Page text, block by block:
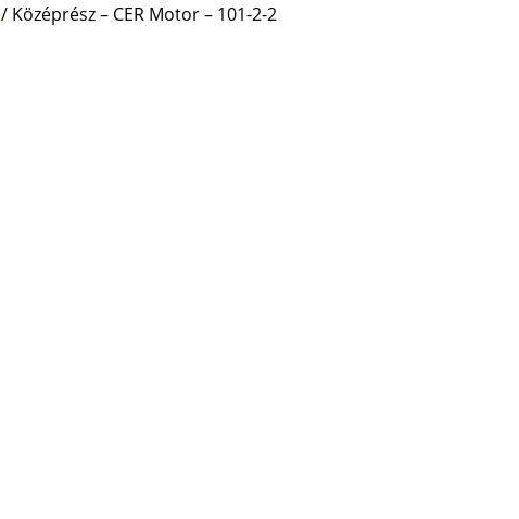
/ Középrész – CER Motor – 101-2-2